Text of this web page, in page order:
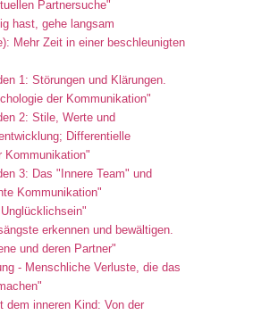
Partnersuche"
hast, gehe langsam
Mehr Zeit in einer beschleunigten
1: Störungen und Klärungen.
der Kommunikation"
2: Stile, Werte und
Differentielle
Kommunikation"
3: Das "Innere Team" und
Kommunikation"
erkennen und bewältigen.
und deren Partner"
- Menschliche Verluste, die das
dem inneren Kind: Von der